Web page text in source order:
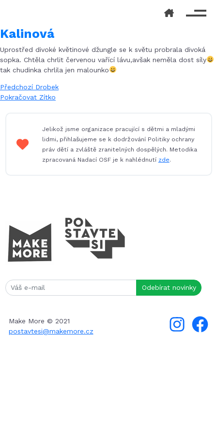
Kalinová
Uprostřed divoké květinové džungle se k světu probrala divoká
sopka. Chtěla chrlit červenou vařící lávu,avšak neměla dost síly
tak chudinka chrlila jen malounko
Navigace
pro
Předchozí Předchozí
příspěvek:
Drobek
Pokračovat Následující
Zítko
Jelikož jsme organizace pracující s dětmi a mladými
lidmi, přihlašujeme se k dodržování Politiky ochrany
práv dětí a zvláště zranitelných dospělých. Metodika
zpracovaná Nadací OSF je k nahlédnutí zde.
Make More © 2021
postavtesi@makemore.cz